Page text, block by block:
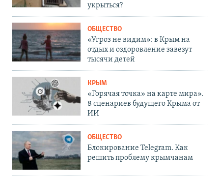
укрыться?
ОБЩЕСТВО
«Угроз не видим»: в Крым на
отдых и оздоровление завезут
тысячи детей
КРЫМ
«Горячая точка» на карте мира».
8 сценариев будущего Крыма от
ИИ
ОБЩЕСТВО
Блокирование Telegram. Как
решить проблему крымчанам